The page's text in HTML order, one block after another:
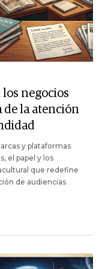
negocios
de la atención
y plataformas
el papel y los
que redefine
de audiencias